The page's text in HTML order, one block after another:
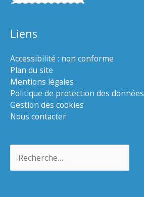
Liens
Accessibilité : non conforme
Plan du site
Mentions légales
Politique de protection des données
Gestion des cookies
Nous contacter